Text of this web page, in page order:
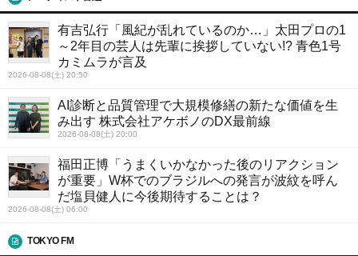
有吉弘行「風紀が乱れているのか…」太田プロの1
～2年目の芸人は先輩に挨拶していない!? 青色1号
カミムラが言及
2026-08-08(土) 20:50
AI診断と品質管理で大規模修繕の新たな価値を生
み出す 株式会社アケボノのDX最前線
2026-08-08(土) 20:00
福田正博「うまくいかなかった後のリアクション
が重要」W杯でのブラジルへの発言が波紋を呼ん
だ塩貝健人に今後期待することは？
2026-08-08(土) 06:00
TOKYO FM